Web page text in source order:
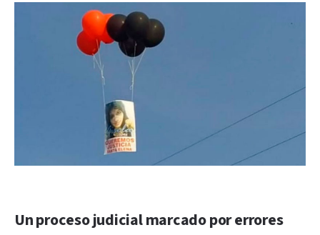
Un proceso judicial marcado por errores